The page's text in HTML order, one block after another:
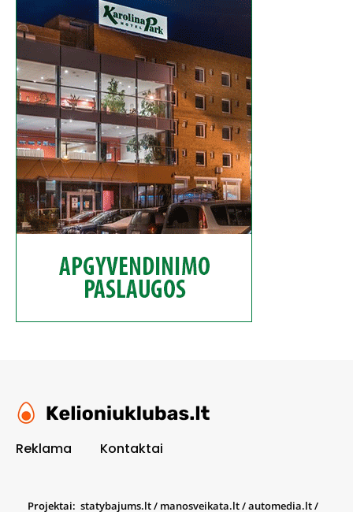
Reklama Kontaktai
Projektai: statybajums.lt/ manosveikata.lt/automedia.lt/